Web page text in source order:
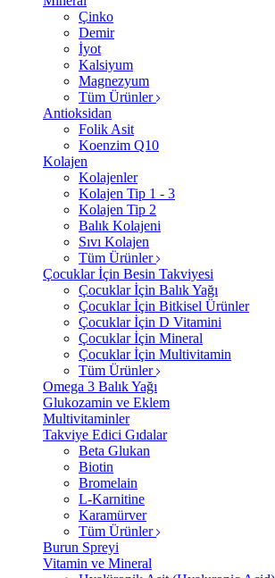
Çinko
Demir
İyot
Kalsiyum
Magnezyum
Tüm Ürünler
Antioksidan
Folik Asit
Koenzim Q10
Kolajen
Kolajenler
Kolajen Tip 1 - 3
Kolajen Tip 2
Balık Kolajeni
Sıvı Kolajen
Tüm Ürünler
Çocuklar İçin Besin Takviyesi
Çocuklar İçin Balık Yağı
Çocuklar İçin Bitkisel Ürünler
Çocuklar İçin D Vitamini
Çocuklar İçin Mineral
Çocuklar İçin Multivitamin
Tüm Ürünler
Omega 3 Balık Yağı
Glukozamin ve Eklem
Multivitaminler
Takviye Edici Gıdalar
Beta Glukan
Biotin
Bromelain
L-Karnitine
Karamürver
Tüm Ürünler
Burun Spreyi
Vitamin ve Mineral